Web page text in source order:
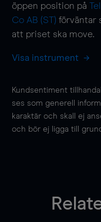
öppen position på
Co AB (ST) förväntar
att priset ska move.
Visa instrument
Kundsentiment
ses som generell
karaktär och skall ej
och bör ej ligga till